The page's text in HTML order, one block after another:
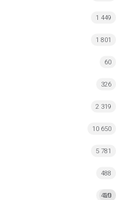
1 449
1 801
60
326
2 319
10 650
5 781
488
MI
420